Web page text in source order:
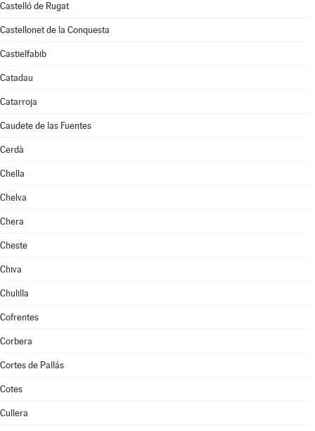
Castelló de Rugat
Castellonet de la Conquesta
Castielfabib
Catadau
Catarroja
Caudete de las Fuentes
Cerdà
Chella
Chelva
Chera
Cheste
Chiva
Chulilla
Cofrentes
Corbera
Cortes de Pallás
Cotes
Cullera